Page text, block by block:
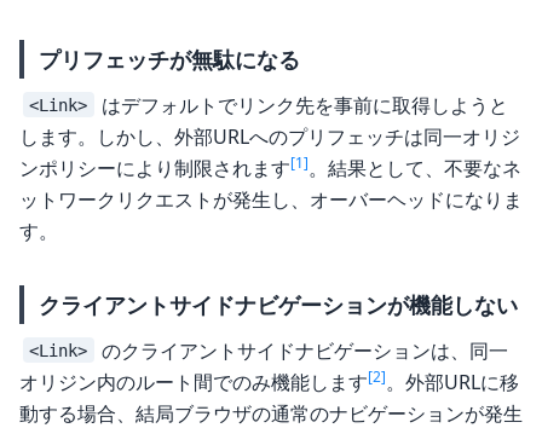
プリフェッチが無駄になる
<Link>
はデフォルトでリンク先を事前に取得しようと
します。しかし、外部URLへのプリフェッチは同一オリジ
ンポリシーにより制限されます[1]。結果として、不要なネ
ットワークリクエストが発生し、オーバーヘッドになりま
す。
クライアントサイドナビゲーションが機能しない
<Link>
のクライアントサイドナビゲーションは、同一
オリジン内のルート間でのみ機能します[2]。外部URLに移
動する場合、結局ブラウザの通常のナビゲーションが発生